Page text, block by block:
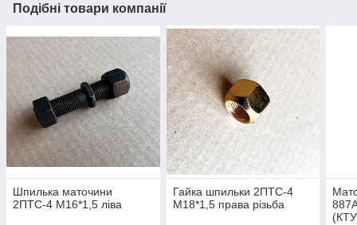
Подібні товари компанії
Шпилька маточини
2ПТС-4 М16*1,5 ліва
Гайка шпильки 2ПТС-4
М18*1,5 права різьба